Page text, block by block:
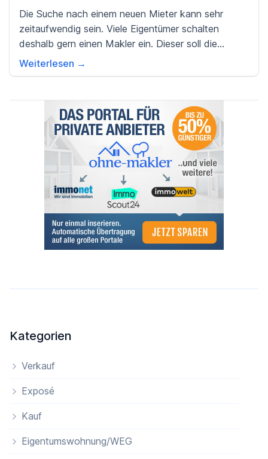
Mietersuche?
Die Suche nach einem neuen Mieter kann sehr
zeitaufwendig sein. Viele Eigentümer schalten
deshalb gern einen Makler ein. Dieser soll die
Wohnung professionell inserieren und einen
geeigneten Mieter auswählen.
Weiterlesen →
Kategorien
Verkauf
Exposé
Kauf
Eigentumswohnung/WEG